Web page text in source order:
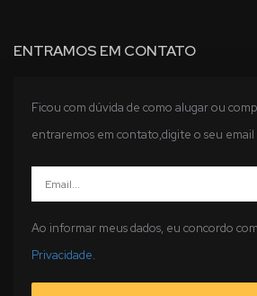
ENTRAMOS EM CONTATO
Ficou com dúvida de como alugar ou
entraremos em contato,digite o seu email
Ao informar meus dados, eu concordo
Privacidade.